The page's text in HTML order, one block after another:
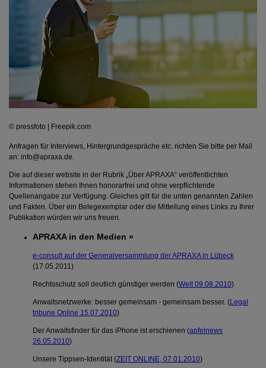
© pressfoto | Freepik.com
Anfragen für Interviews, Hintergrundgespräche etc. richten Sie bitte per Mail
an: info@apraxa.de.
Die auf dieser website in der Rubrik „Über APRAXA“ veröffentlichten
Informationen stehen Ihnen honorarfrei und ohne verpflichtende
Quellenangabe zur Verfügung. Gleiches gilt für die unten genannten Zahlen
und Fakten. Über ein Belegexemplar oder die Mitteilung eines Links zu Ihrer
Publikation würden wir uns freuen.
APRAXA in den Medien »
e-consult auf der Generalversammlung der APRAXA in Lübeck
(17.05.2011)
Rechtsschutz soll deutlich günstiger werden (Welt 09.08.2010)
Anwaltsnetzwerke: besser gemeinsam - gemeinsam besser. (Legal
tribune Online 15.07.2010)
Der Anwaltsfinder für das iPhone ist erschienen (apfelnews
26.05.2010)
Unsere Tippsen-Identität (ZEIT ONLINE, 07.01.2010)